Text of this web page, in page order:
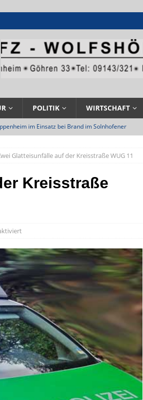
POLITIK WIRTSCHAFT
im Einsatz bei Brand im Solnhofener
paddelt in Pappenheim bis heute mit
verstärken das Angebot im Altmühltal
beim Wasserzweckverband links der Altmühl
Glatteisunfälle auf der Kreisstraße WUG 11
Kreisstraße